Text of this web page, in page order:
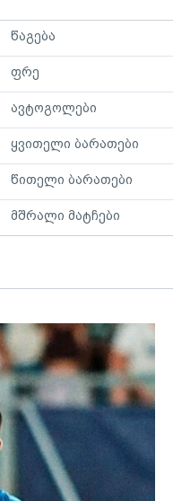
წაგება
ფრე
ავტოგოლები
ყვითელი ბარათები
წითელი ბარათები
მშრალი მატჩები